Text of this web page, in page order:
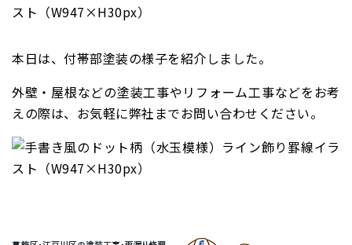
本日は、付帯部塗装の様子を紹介しました。
外壁・屋根などの塗装工事やリフォーム工事などをお考
えの際は、お気軽に弊社までお問い合わせください。